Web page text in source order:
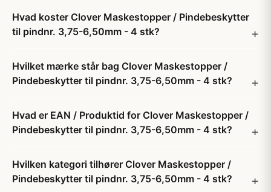
Hvad koster Clover Maskestopper / Pindebeskytter
til pindnr. 3,75-6,50mm - 4 stk?
Hvilket mærke står bag Clover Maskestopper /
Pindebeskytter til pindnr. 3,75-6,50mm - 4 stk?
Hvad er EAN / Produktid for Clover Maskestopper /
Pindebeskytter til pindnr. 3,75-6,50mm - 4 stk?
Hvilken kategori tilhører Clover Maskestopper /
Pindebeskytter til pindnr. 3,75-6,50mm - 4 stk?